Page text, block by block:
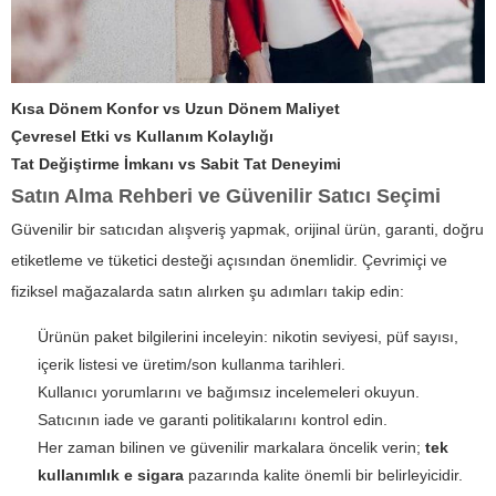
Kısa Dönem Konfor vs Uzun Dönem Maliyet
Çevresel Etki vs Kullanım Kolaylığı
Tat Değiştirme İmkanı vs Sabit Tat Deneyimi
Satın Alma Rehberi ve Güvenilir Satıcı Seçimi
Güvenilir bir satıcıdan alışveriş yapmak, orijinal ürün, garanti, doğru
etiketleme ve tüketici desteği açısından önemlidir. Çevrimiçi ve
fiziksel mağazalarda satın alırken şu adımları takip edin:
Ürünün paket bilgilerini inceleyin: nikotin seviyesi, püf sayısı,
içerik listesi ve üretim/son kullanma tarihleri.
Kullanıcı yorumlarını ve bağımsız incelemeleri okuyun.
Satıcının iade ve garanti politikalarını kontrol edin.
Her zaman bilinen ve güvenilir markalara öncelik verin; tek
kullanımlık e sigara pazarında kalite önemli bir belirleyicidir.